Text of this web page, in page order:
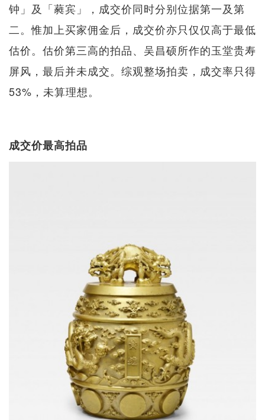
钟」及「蕤宾」，成交价同时​​分别位据第一及第
二。惟加上买家佣金后，成交价亦只仅仅高于最低
估价。估价第三高的拍品、吴昌硕所作的玉堂贵寿
屏风，最后并未成交。综观整场拍卖，成交率只得
53%，未算理想。
成交价最高拍品